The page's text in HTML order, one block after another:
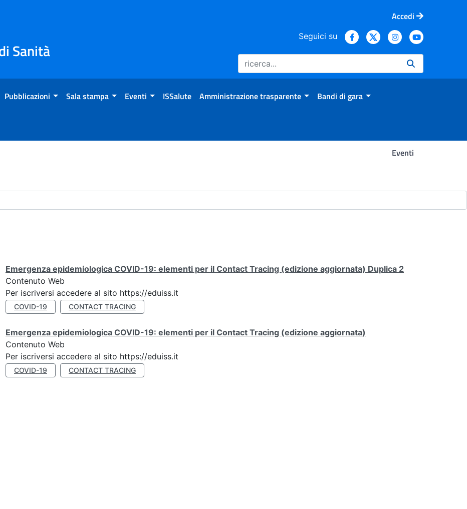
Accedi
Sanità
Seguici su
Pubblicazioni Sala stampa Eventi ISSalute Amministrazione trasparente Bandi di gara
Eventi
Emergenza epidemiologica COVID-19: elementi per il Contact Tracing (edizione aggiornata) Duplica 2
Contenuto Web
Per iscriversi accedere al sito https://eduiss.it
COVID-19 CONTACT TRACING
Emergenza epidemiologica COVID-19: elementi per il Contact Tracing (edizione aggiornata)
Contenuto Web
Per iscriversi accedere al sito https://eduiss.it
COVID-19 CONTACT TRACING